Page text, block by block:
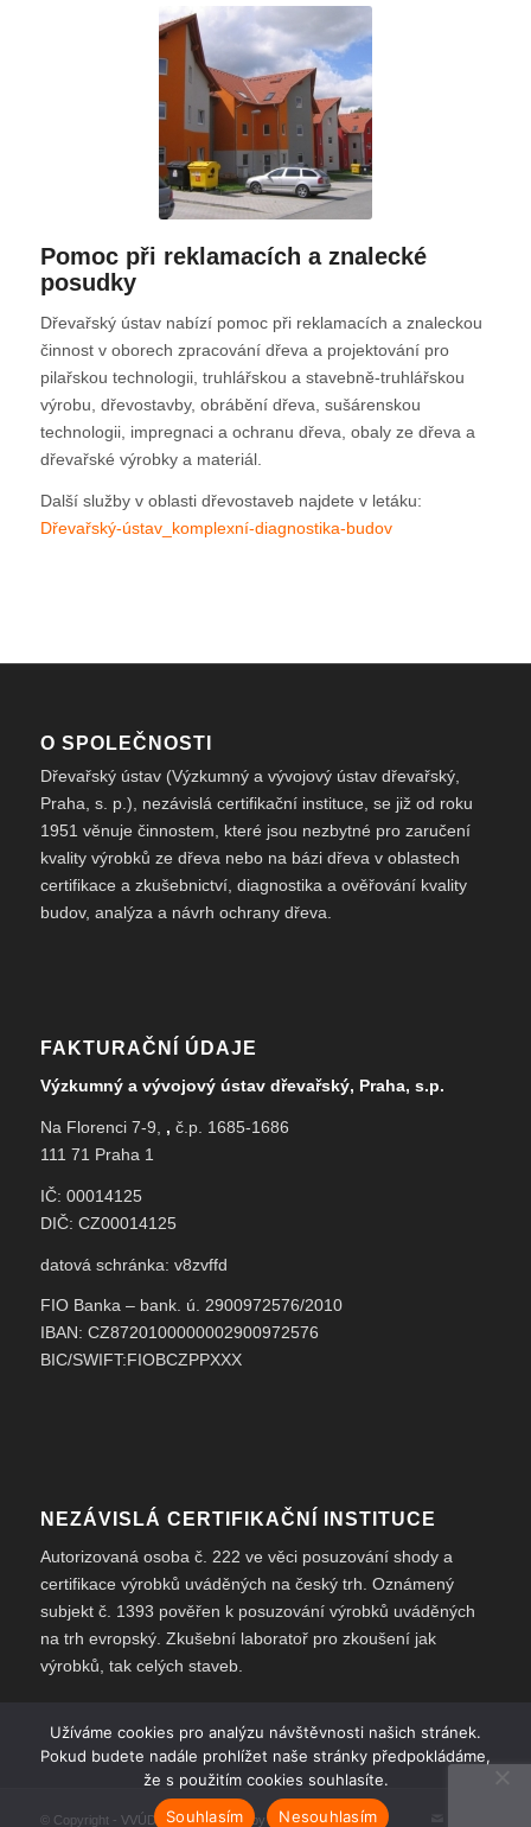
Pomoc při reklamacích a znalecké
posudky
Dřevařský ústav nabízí pomoc při reklamacích a znaleckou
činnost v oborech zpracování dřeva a projektování pro
pilařskou technologii, truhlářskou a stavebně-truhlářskou
výrobu, dřevostavby, obrábění dřeva, sušárenskou
technologii, impregnaci a ochranu dřeva, obaly ze dřeva a
dřevařské výrobky a materiál.
Další služby v oblasti dřevostaveb najdete v letáku:
Dřevařský-ústav_komplexní-diagnostika-budov
O SPOLEČNOSTI
Dřevařský ústav (Výzkumný a vývojový ústav dřevařský,
Praha, s. p.), nezávislá certifikační instituce, se již od roku
1951 věnuje činnostem, které jsou nezbytné pro zaručení
kvality výrobků ze dřeva nebo na bázi dřeva v oblastech
certifikace a zkušebnictví, diagnostika a ověřování kvality
budov, analýza a návrh ochrany dřeva.
FAKTURAČNÍ ÚDAJE
Výzkumný a vývojový ústav dřevařský, Praha, s.p.
Na Florenci 7-9, , č.p. 1685-1686
111 71 Praha 1
IČ: 00014125
DIČ: CZ00014125
datová schránka: v8zvffd
FIO Banka – bank. ú. 2900972576/2010
IBAN: CZ8720100000002900972576
BIC/SWIFT:FIOBCZPPXXX
NEZÁVISLÁ CERTIFIKAČNÍ INSTITUCE
Autorizovaná osoba č. 222 ve věci posuzování shody a
certifikace výrobků uváděných na český trh. Oznámený
subjekt č. 1393 pověřen k posuzování výrobků uváděných
na trh evropský. Zkušební laboratoř pro zkoušení jak
výrobků, tak celých staveb.
© Copyright - VVÚD -Enfold Theme by Kriesi
Užíváme cookies pro analýzu návštěvnosti našich stránek.
Pokud budete nadále prohlížet naše stránky předpokládáme,
že s použitím cookies souhlasíte.
Souhlasím
Nesouhlasím